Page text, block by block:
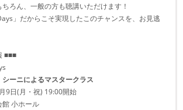
ろん、一般の方も聴講いただけます！
」だからこそ実現したこのチャンスを、お見逃
■■■
ーニによるマスタークラス
9日(月・祝) 19:00開始
小ホール